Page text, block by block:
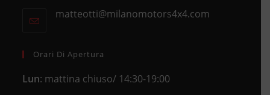
your
matteotti@milanomotors4x4.comOpens
Orari Di Apertura
Lun: mattina chiuso/ 14:30-19:00